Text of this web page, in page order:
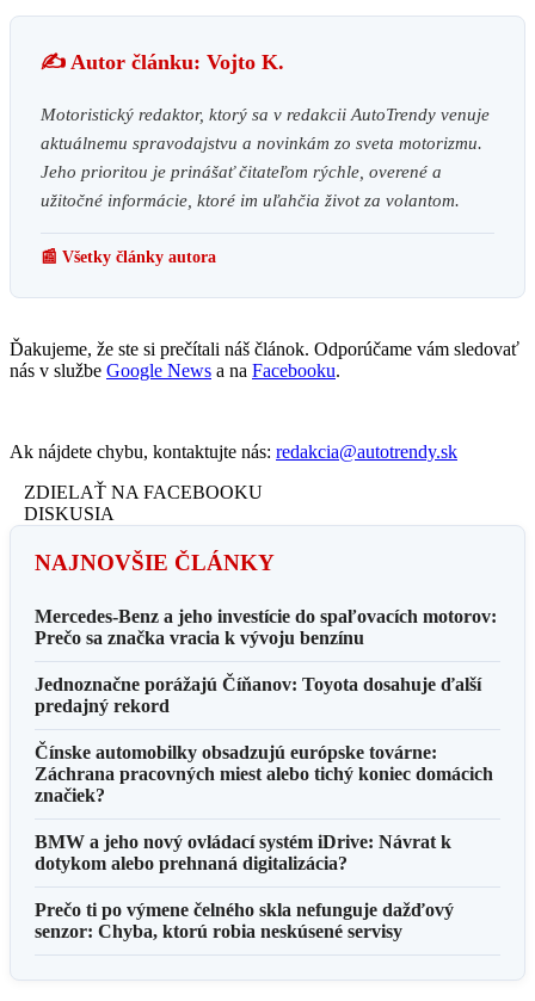
✍️ Autor článku: Vojto K.
Motoristický redaktor, ktorý sa v redakcii AutoTrendy venuje
aktuálnemu spravodajstvu a novinkám zo sveta motorizmu.
Jeho prioritou je prinášať čitateľom rýchle, overené a
užitočné informácie, ktoré im uľahčia život za volantom.
📰 Všetky články autora
Ďakujeme, že ste si prečítali náš článok. Odporúčame vám sledovať
nás v službe Google News a na Facebooku.
Ak nájdete chybu, kontaktujte nás: redakcia@autotrendy.sk
ZDIELAŤ NA FACEBOOKU
DISKUSIA
NAJNOVŠIE ČLÁNKY
Mercedes-Benz a jeho investície do spaľovacích motorov:
Prečo sa značka vracia k vývoju benzínu
Jednoznačne porážajú Číňanov: Toyota dosahuje ďalší
predajný rekord
Čínske automobilky obsadzujú európske továrne:
Záchrana pracovných miest alebo tichý koniec domácich
značiek?
BMW a jeho nový ovládací systém iDrive: Návrat k
dotykom alebo prehnaná digitalizácia?
Prečo ti po výmene čelného skla nefunguje dažďový
senzor: Chyba, ktorú robia neskúsené servisy